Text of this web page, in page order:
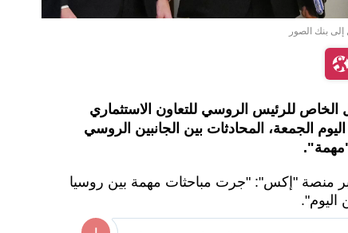
إلى بنك الصور
للرئيس الروسي للتعاون الاستثماري
الجمعة، المحادثات بين الجانبين الروسي
"مهمة".
منصة "إكس": "جرت مباحثات مهمة بين روسيا
اليوم".